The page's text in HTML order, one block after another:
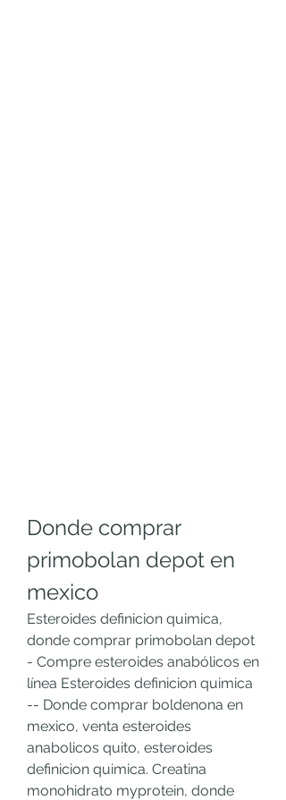
Donde comprar
primobolan depot en
mexico
Esteroides definicion quimica,
donde comprar primobolan depot
- Compre esteroides anabólicos en
línea Esteroides definicion quimica
-- Donde comprar boldenona en
mexico, venta esteroides
anabolicos quito, esteroides
definicion quimica. Creatina
monohidrato myprotein, donde